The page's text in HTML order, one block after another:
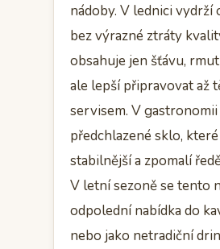
nádoby. V lednici
bez výrazné ztráty
obsahuje jen šťávu,
ale lepší připravovat až
servisem. V
předchlazené sklo,
stabilnější a zpomalí
V letní sezoně se tento
odpolední nabídka do
nebo jako netradiční